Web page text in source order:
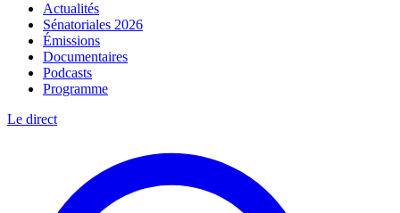
Actualités
Sénatoriales 2026
Émissions
Documentaires
Podcasts
Programme
Le direct